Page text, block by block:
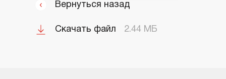
Вернуться назад
Скачать файл 2.44 МБ